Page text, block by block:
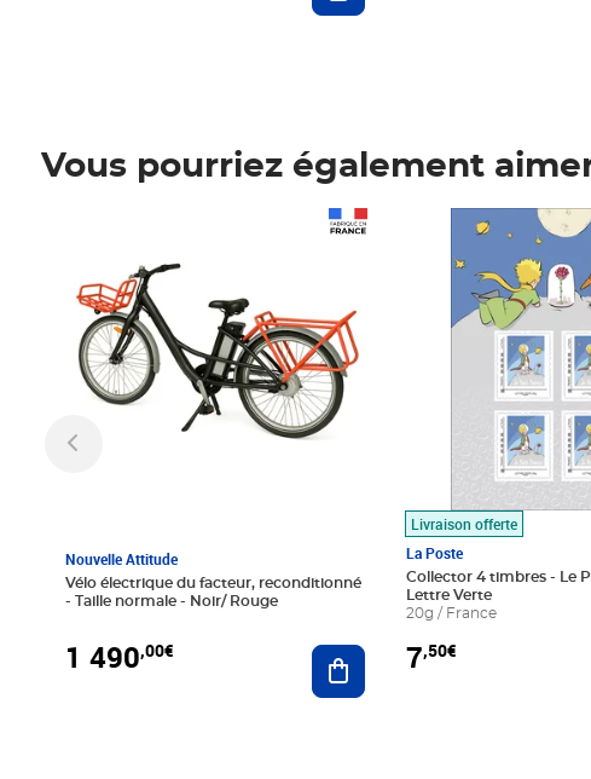
Vous pourriez également
Nouvelle Attitude
Vélo électrique du facteur, reconditionné
- Taille normale - Noir/ Rouge
1 490,00€ Ajouter au panier
Livraison offerte
La Poste
Collector 4 timbres - Le
Lettre Verte
20g / France
7,50€
Prix 7,50€